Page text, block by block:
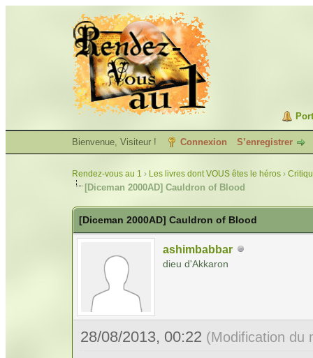
Bienvenue, Visiteur ! Connexion S’enregistrer
Rendez-vous au 1 › Les livres dont VOUS êtes le héros ›
[Diceman 2000AD] Cauldron of Blood
[Diceman 2000AD] Cauldron of Blood
ashimbabbar
dieu d'Akkaron
28/08/2013, 00:22 (Modification du